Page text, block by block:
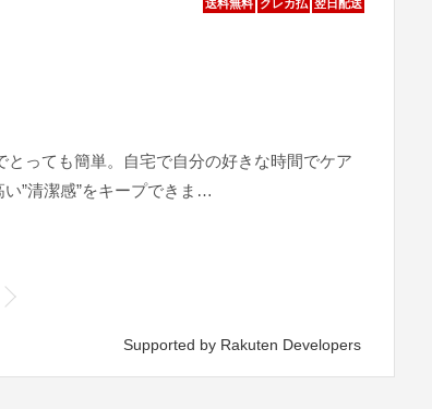
送料無料 クレカ払 翌日配送
とっても簡単。自宅で自分の好きな時間でケア
”清潔感”をキープできま…
Supported by Rakuten Developers